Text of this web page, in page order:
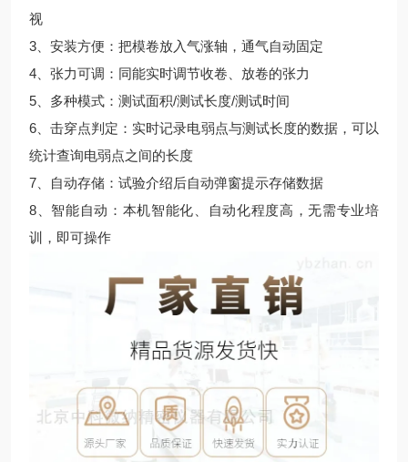
视
3、安装方便：把模卷放入气涨轴，通气自动固定
4、张力可调：同能实时调节收卷、放卷的张力
5、多种模式：测试面积/测试长度/测试时间
6、击穿点判定：实时记录电弱点与测试长度的数据，可以
统计查询电弱点之间的长度
7、自动存储：试验介绍后自动弹窗提示存储数据
8、智能自动：本机智能化、自动化程度高，无需专业培
训，即可操作